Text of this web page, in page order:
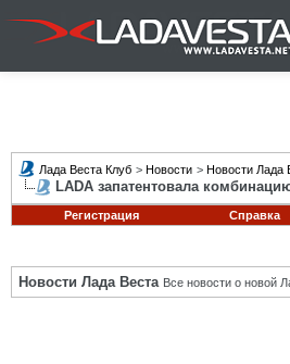
Лада Веста Клуб > Новости > Новости Лада
LADA запатентовала
Регистрация Справка
Новости Лада Веста Все новости о новой